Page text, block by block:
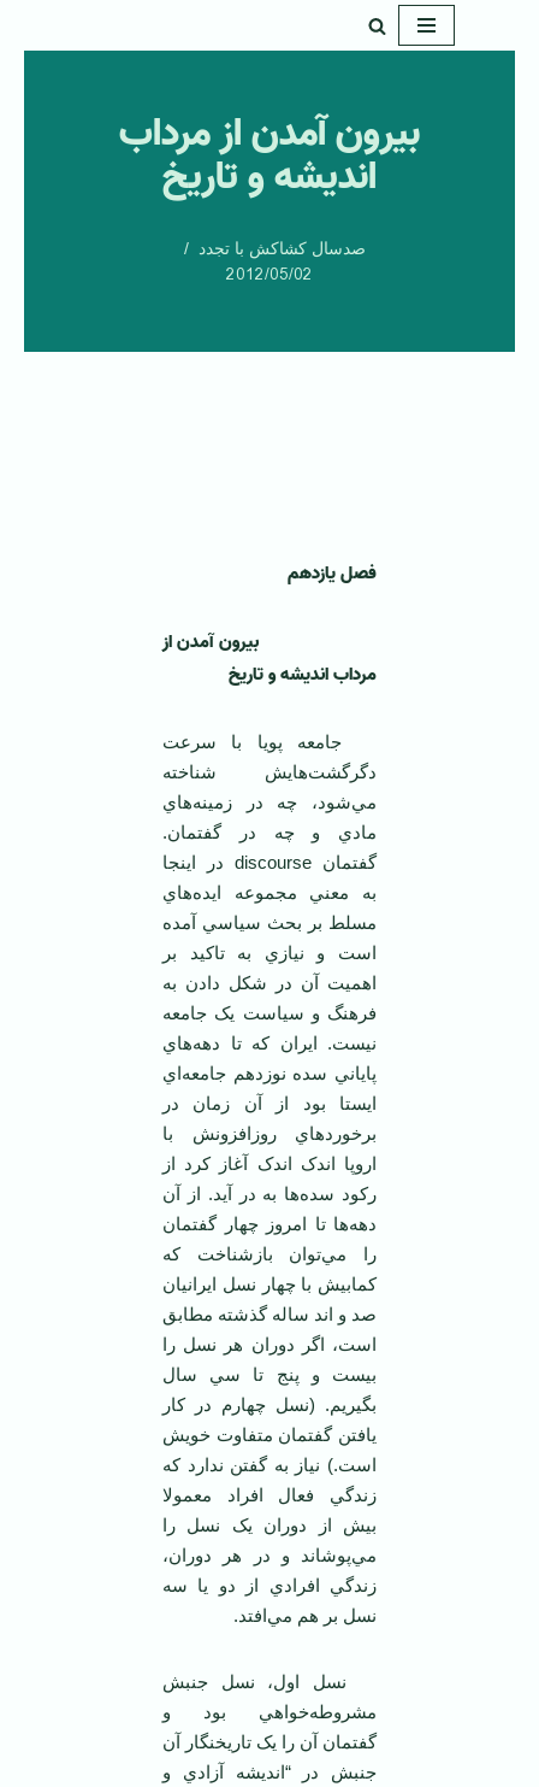
بيرون آمدن از مرداب
انديشه و تاريخ
صدسال کشاکش با تجدد
2012/05/02
فصل يازدهم
بيرون آمدن از
مرداب انديشه و تاريخ
جامعه پويا با سرعت
دگرگشت‌هايش شناخته
مي‌شود، چه در زمينه‌هاي
مادي و چه در گفتمان.
گفتمان discourse در اينجا
به معني مجموعه ايده‌هاي
مسلط بر بحث سياسي آمده
است و نيازي به تاکيد بر
اهميت آن در شکل دادن به
فرهنگ و سياست يک جامعه
نيست. ايران که تا دهه‌هاي
پاياني سده نوزدهم جامعه‌اي
ايستا بود از آن زمان در
برخوردهاي روزافزونش با
اروپا اندک اندک آغاز کرد از
رکود سده‌ها به در آيد. از آن
دهه‌ها تا امروز چهار گفتمان
را مي‌توان بازشناخت که
کمابيش با چهار نسل ايرانيان
صد و اند ساله گذشته مطابق
است، اگر دوران هر نسل را
بيست و پنج تا سي سال
بگيريم. (نسل چهارم در کار
يافتن گفتمان متفاوت خويش
است.) نياز به گفتن ندارد که
زندگي فعال افراد معمولا
بيش از دوران يک نسل را
مي‌پوشاند و در هر دوران،
زندگي افرادي از دو يا سه
نسل بر هم مي‌افتد.
نسل اول، نسل جنبش
مشروطه‌خواهي بود و
گفتمان آن را يک تاريخنگار آن
جنبش در “انديشه آزادي و